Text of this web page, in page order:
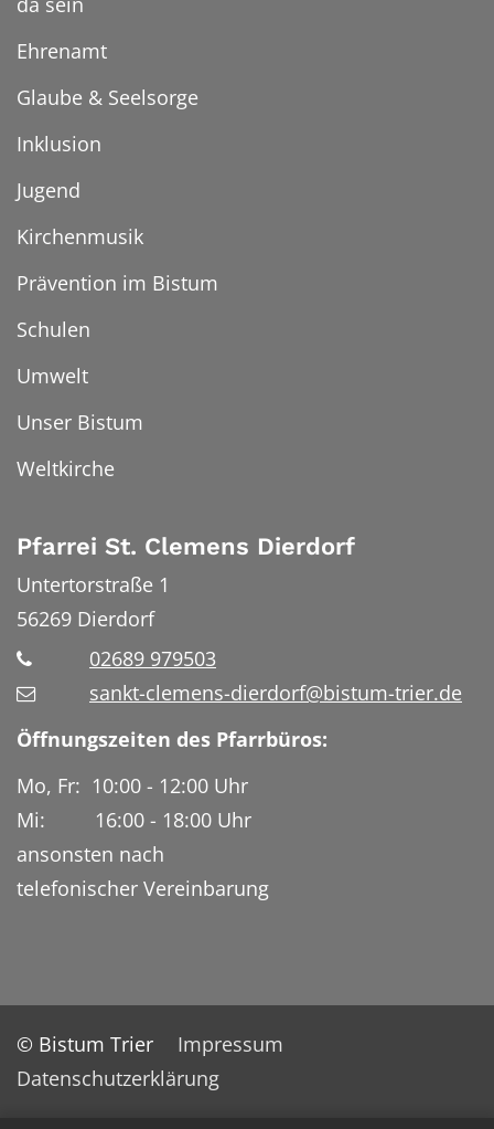
Ehrenamt
Glaube & Seelsorge
Inklusion
Jugend
Kirchenmusik
Prävention im Bistum
Schulen
Umwelt
Unser Bistum
Weltkirche
Pfarrei St. Clemens Dierdorf
Untertorstraße 1
56269 Dierdorf
02689 979503
sankt-clemens-dierdorf@bistum-trier.de
Öffnungszeiten des Pfarrbüros:
Mo, Fr: 10:00 - 12:00 Uhr
Mi: 16:00 - 18:00 Uhr
ansonsten nach
telefonischer Vereinbarung
© Bistum Trier
Impressum
Datenschutzerklärung